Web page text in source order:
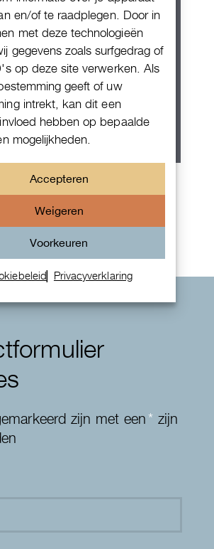
en/of te raadplegen. Door in
met deze technologieën
gegevens zoals surfgedrag of
op deze site verwerken. Als
geeft of uw
intrekt, kan dit een
hebben op bepaalde
mogelijkheden.
Accepteren
Weigeren
Voorkeuren
Privacyverklaring
Annual Calendar
Chornograaf
zijn met een* zijn